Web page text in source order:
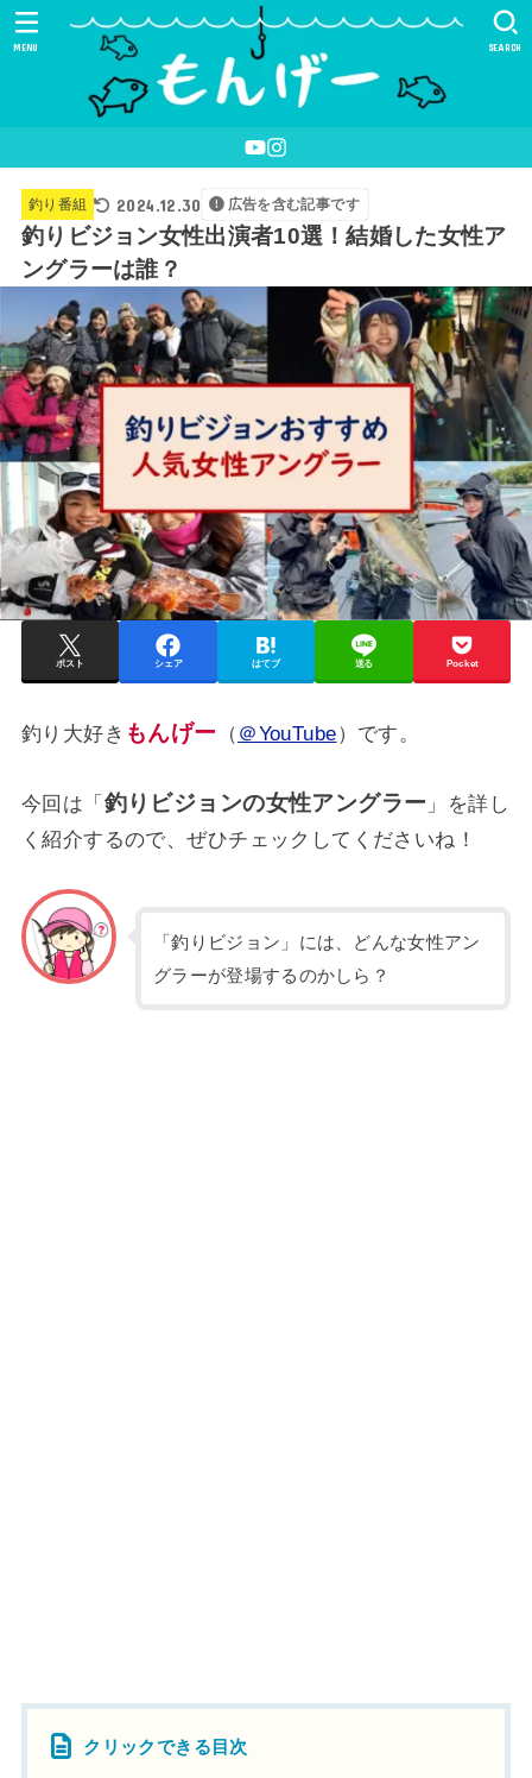
SEARCH
MENU
釣り番組 2024.12.30 広告を含む記事です
釣りビジョン女性出演者10選！結婚した女性ア
ングラーは誰？
ポスト シェア はてブ 送る Pocket
釣り大好き もんげー （ ＠YouTube）です。
今回は「 釣りビジョンの女性アングラー 」を詳し
く紹介するので、ぜひチェックしてくださいね！
「釣りビジョン」には、どんな女性アン
グラーが登場するのかしら？
クリックできる目次